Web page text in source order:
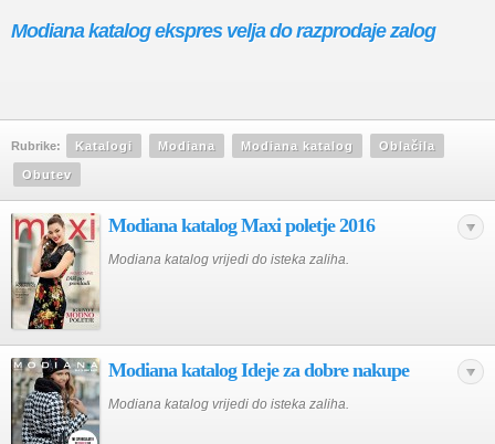
Modiana katalog ekspres velja do razprodaje zalog
Rubrike: Katalogi Modiana Modiana katalog Oblačila
Obutev
Modiana katalog Maxi poletje 2016
Modiana katalog vrijedi do isteka zaliha.
Modiana katalog Ideje za dobre nakupe
Modiana katalog vrijedi do isteka zaliha.